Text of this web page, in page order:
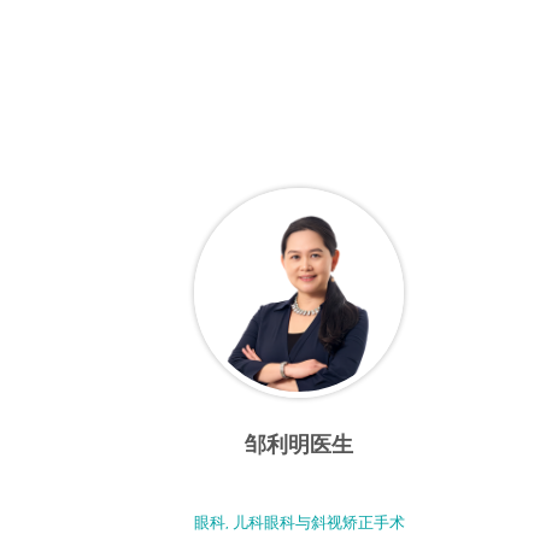
邹利明医生
眼科, 儿科眼科与斜视矫正手术